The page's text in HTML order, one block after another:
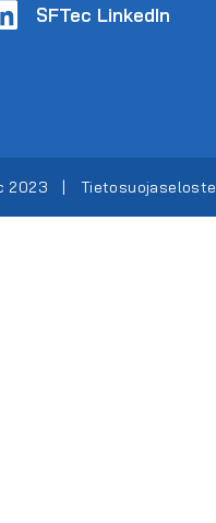
SFTec LinkedIn
2023 | Tietosuojaseloste